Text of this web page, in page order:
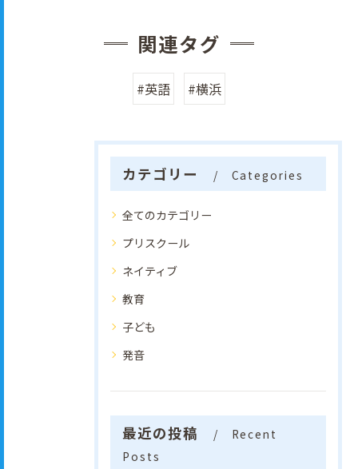
関連タグ
#英語 #横浜
カテゴリー Categories
全てのカテゴリー
プリスクール
ネイティブ
教育
子ども
発音
最近の投稿
Recent
Posts